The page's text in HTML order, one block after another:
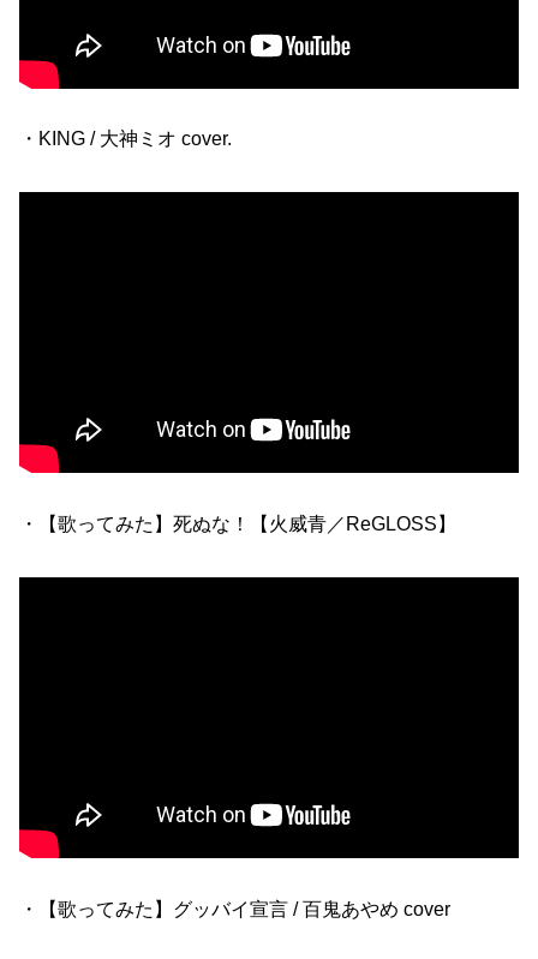
・KING / 大神ミオ cover.
・【歌ってみた】死ぬな！【火威青／ReGLOSS】
・【歌ってみた】グッバイ宣言 / 百鬼あやめ cover